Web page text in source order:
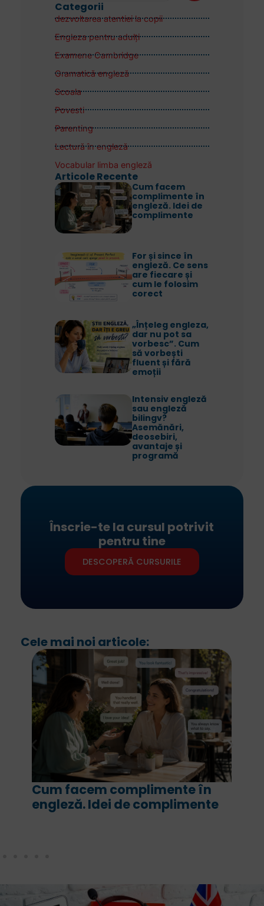
Categorii
dezvoltarea atentiei la copii
Engleza pentru adulţi
Examene Cambridge
Gramatică engleză
Scoala
Povesti
Parenting
Lectură în engleză
Vocabular limba engleză
Articole Recente
Cum facem
complimente în
engleză. Idei de
complimente
For și since în
engleză. Ce sens
are fiecare și
cum le folosim
corect
„Înțeleg engleza,
dar nu pot sa
vorbesc”. Cum
să vorbești
fluent și fără
emoții
Intensiv engleză
sau engleză
bilingv?
Asemănări,
deosebiri,
avantaje și
programă
Înscrie-te la cursul potrivit
pentru tine
DESCOPERĂ CURSURILE
Cele mai noi articole:
Cum facem complimente în
engleză. Idei de complimente